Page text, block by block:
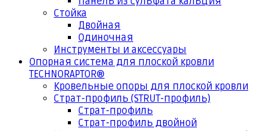
Стойка
Двойная
Одиночная
Инструменты и аксессуары
Опорная система для плоской кровли
TECHNORAPTOR®
Кровельные опоры для плоской кровли
Страт-профиль (STRUT-профиль)
Страт-профиль
Страт-профиль двойной